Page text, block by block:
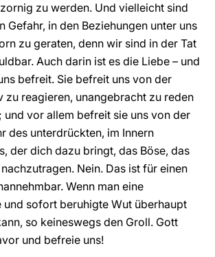
zu werden. Und vielleicht sind
Gefahr, in den Beziehungen unter uns
zu geraten, denn wir sind in der Tat
Auch darin ist es die Liebe – und
befreit. Sie befreit uns von der
zu reagieren, unangebracht zu reden
und vor allem befreit sie uns von der
des unterdrückten, im Innern
der dich dazu bringt, das Böse, das
Nein. Das ist für einen
Wenn man eine
sofort beruhigte Wut überhaupt
so keineswegs den Groll. Gott
und befreie uns!